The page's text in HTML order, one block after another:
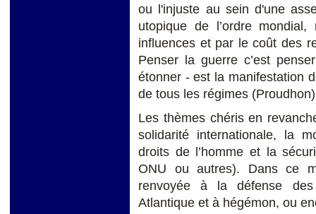
ou l'injuste au sein d'une
utopique de l’ordre
influences et par le coût des
Penser la guerre c’est
étonner - est la manifestation
de tous les régimes
Les thèmes chéris en
solidarité internationale, la
droits de l’homme et la
ONU ou autres). Dans ce
renvoyée à la défense des
Atlantique et à hégémon, ou